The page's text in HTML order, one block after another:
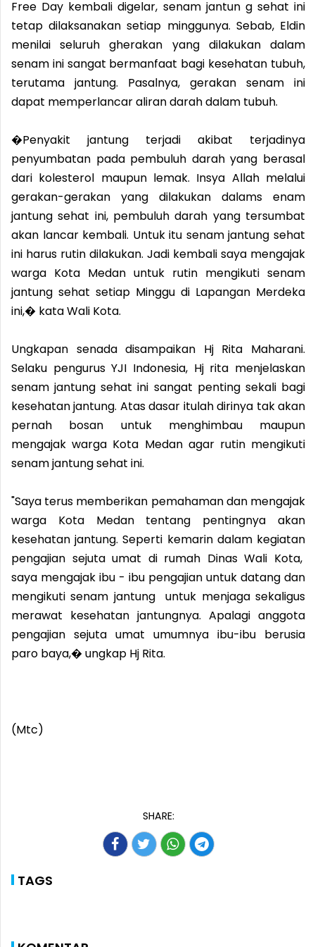
Free Day kembali digelar, senam jantun g sehat ini
tetap dilaksanakan setiap minggunya. Sebab, Eldin
menilai seluruh gherakan yang dilakukan dalam
senam ini sangat bermanfaat bagi kesehatan tubuh,
terutama jantung. Pasalnya, gerakan senam ini
dapat memperlancar aliran darah dalam tubuh.
�Penyakit jantung terjadi akibat terjadinya
penyumbatan pada pembuluh darah yang berasal
dari kolesterol maupun lemak. Insya Allah melalui
gerakan-gerakan yang dilakukan dalams enam
jantung sehat ini, pembuluh darah yang tersumbat
akan lancar kembali. Untuk itu senam jantung sehat
ini harus rutin dilakukan. Jadi kembali saya mengajak
warga Kota Medan untuk rutin mengikuti senam
jantung sehat setiap Minggu di Lapangan Merdeka
ini,� kata Wali Kota.
Ungkapan senada disampaikan Hj Rita Maharani.
Selaku pengurus YJI Indonesia, Hj rita menjelaskan
senam jantung sehat ini sangat penting sekali bagi
kesehatan jantung. Atas dasar itulah dirinya tak akan
pernah bosan untuk menghimbau maupun
mengajak warga Kota Medan agar rutin mengikuti
senam jantung sehat ini.
"Saya terus memberikan pemahaman dan mengajak
warga Kota Medan tentang pentingnya akan
kesehatan jantung. Seperti kemarin dalam kegiatan
pengajian sejuta umat di rumah Dinas Wali Kota,
saya mengajak ibu - ibu pengajian untuk datang dan
mengikuti senam jantung untuk menjaga sekaligus
merawat kesehatan jantungnya. Apalagi anggota
pengajian sejuta umat umumnya ibu-ibu berusia
paro baya,� ungkap Hj Rita.
(Mtc)
SHARE:
TAGS